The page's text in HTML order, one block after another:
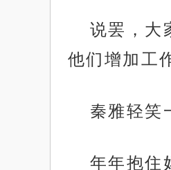
说罢，大
他们增加工
秦雅轻笑
年年抱住